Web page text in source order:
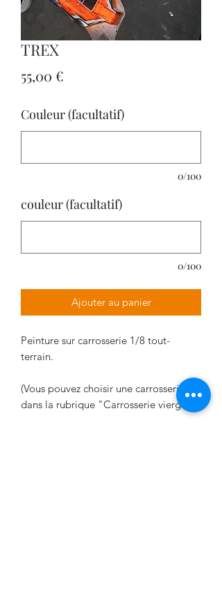
TREX
55,00 €
Couleur (facultatif)
0/100
couleur (facultatif)
0/100
Ajouter au panier
Peinture sur carrosserie 1/8 tout-
terrain.
(Vous pouvez choisir une carrosserie
dans la rubrique "Carrosserie vierge"